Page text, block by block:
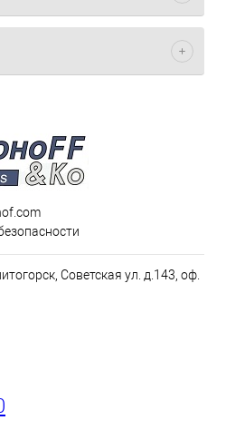
Советская ул. д.143, оф.